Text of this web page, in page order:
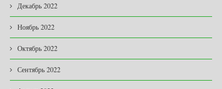
Декабрь 2022
Ноябрь 2022
Октябрь 2022
Сентябрь 2022